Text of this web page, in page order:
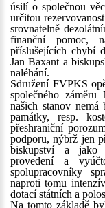
úsilí o společnou
určitou
srovnatelně
finanční pomoc,
příslušejících chybí
Jan Baxant a
naléhání.
Sdružení FVPKS
společného
našich stanov
památky, resp.
přeshraniční
podporu, nýbrž jen
biskupství a jako
provedení a
spolupracovníky
naproti tomu
dotací státních a
Na tomto základě